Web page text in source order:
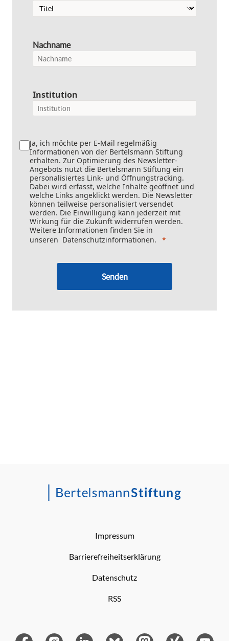
Nachname
Institution
Ja, ich möchte per E-Mail regelmäßig
Informationen von der Bertelsmann Stiftung
erhalten. Zur Optimierung des Newsletter-
Angebots nutzt die Bertelsmann Stiftung ein
personalisiertes Link- und Öffnungstracking.
Dabei wird erfasst, welche Inhalte geöffnet und
welche Links angeklickt werden. Die Newsletter
können teilweise personalisiert versendet
werden. Die Einwilligung kann jederzeit mit
Wirkung für die Zukunft widerrufen werden.
Weitere Informationen finden Sie in
unseren Datenschutzinformationen.
Senden
Impressum
Barrierefreiheitserklärung
Datenschutz
RSS